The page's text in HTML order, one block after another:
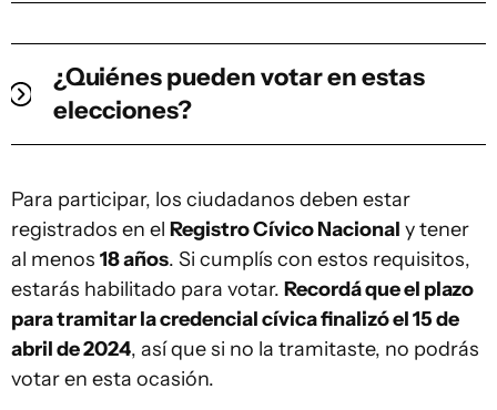
¿Quiénes pueden votar en estas
elecciones?
Para participar, los ciudadanos deben estar
registrados en el Registro Cívico Nacional y tener
al menos 18 años. Si cumplís con estos requisitos,
estarás habilitado para votar. Recordá que el plazo
para tramitar la credencial cívica finalizó el 15 de
abril de 2024, así que si no la tramitaste, no podrás
votar en esta ocasión.